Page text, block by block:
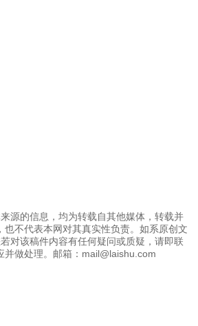
源的信息，均为转载自其他媒体，转载并
也不代表本网对其真实性负责。如系原创文
对该稿件内容有任何疑问或质疑，请即联
并做处理。邮箱：mail@laishu.com